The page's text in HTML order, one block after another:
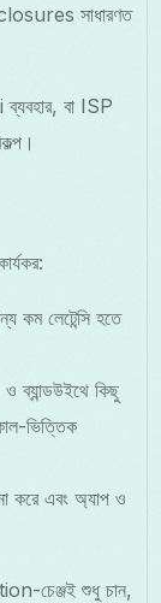
সাধারণত
ব্যবহার, বা ISP
কম লেটেন্সি হতে
ব্যান্ডউইথে কিছু
ভিত্তিক
করে এবং অ্যাপ ও
চেঞ্জই শুধু চান,